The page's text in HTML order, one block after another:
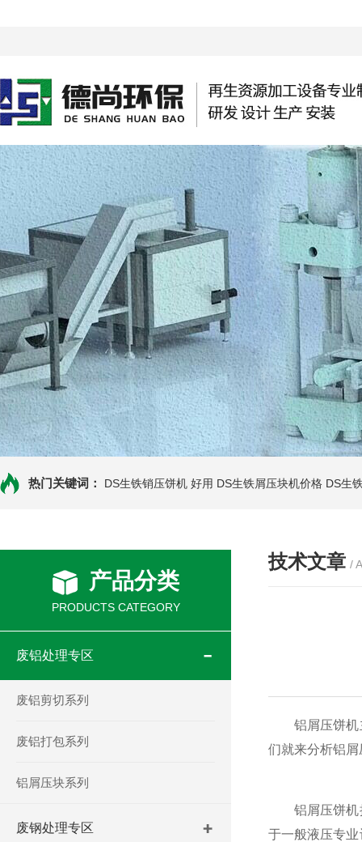
热门关键词： DS生铁销压饼机 好用 DS生铁屑压块机价格 DS生
产品分类
PRODUCTS CATEGORY
废铝处理专区
废铝剪切系列
废铝打包系列
铝屑压块系列
废钢处理专区
技术文章 /
铝屑压饼机
们就来分析铝
铝屑压饼机拥
于一般液压专